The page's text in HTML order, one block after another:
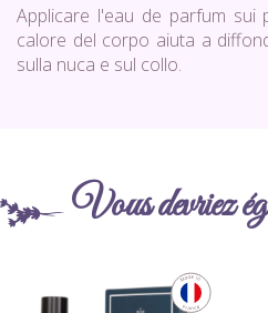
Applicare l'eau de parfum sui
calore del corpo aiuta a
sulla nuca e sul collo.
Vous devriez